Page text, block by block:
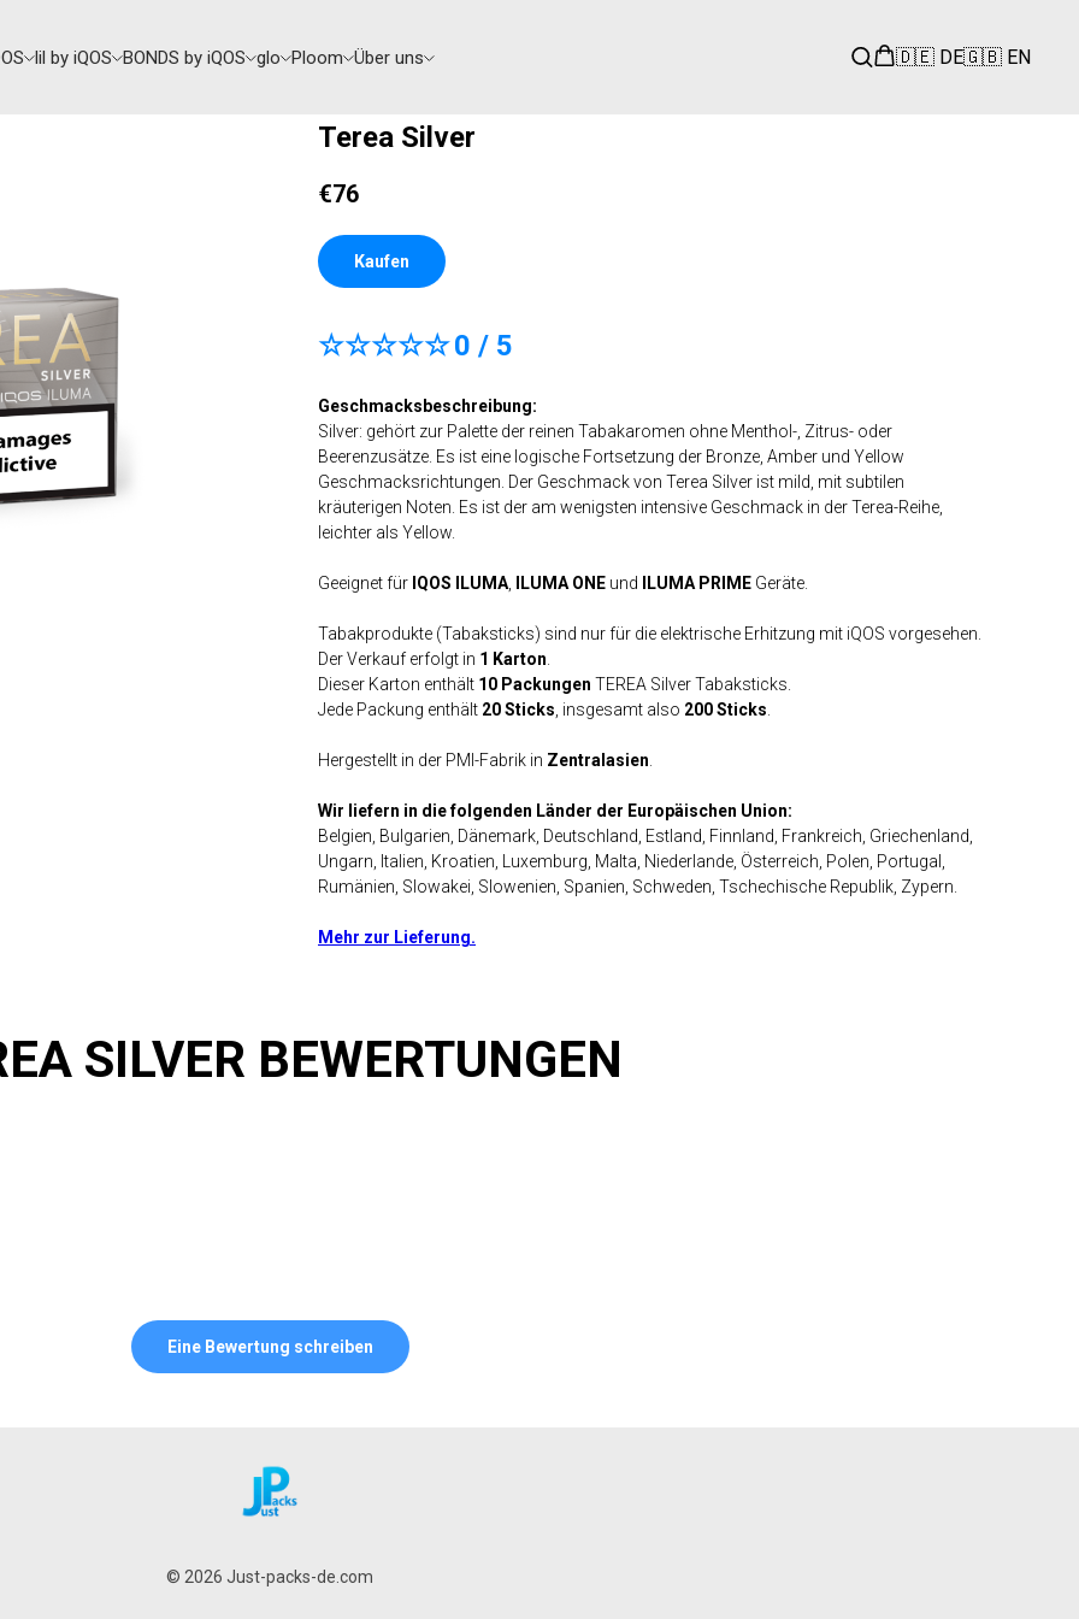
lil by iQOS BONDS by iQOS glo Ploom Über uns 🇩🇪 DE🇬🇧 EN
Terea Silver
€76
Kaufen
☆☆☆☆☆0 / 5
Geschmacksbeschreibung:
Silver: gehört zur Palette der reinen Tabakaromen ohne Menthol-, Zitrus- oder
Beerenzusätze. Es ist eine logische Fortsetzung der Bronze, Amber und Yellow
Geschmacksrichtungen. Der Geschmack von Terea Silver ist mild, mit subtilen
kräuterigen Noten. Es ist der am wenigsten intensive Geschmack in der Terea-Reihe,
leichter als Yellow.
Geeignet für IQOS ILUMA, ILUMA ONE und ILUMA PRIME Geräte.
Tabakprodukte (Tabaksticks) sind nur für die elektrische Erhitzung mit iQOS vorgesehen.
Der Verkauf erfolgt in 1 Karton.
Dieser Karton enthält 10 Packungen TEREA Silver Tabaksticks.
Jede Packung enthält 20 Sticks, insgesamt also 200 Sticks.
Hergestellt in der PMI-Fabrik in Zentralasien.
Wir liefern in die folgenden Länder der Europäischen Union:
Belgien, Bulgarien, Dänemark, Deutschland, Estland, Finnland, Frankreich, Griechenland,
Ungarn, Italien, Kroatien, Luxemburg, Malta, Niederlande, Österreich, Polen, Portugal,
Rumänien, Slowakei, Slowenien, Spanien, Schweden, Tschechische Republik, Zypern.
Mehr zur Lieferung.
SILVER BEWERTUNGEN
Eine Bewertung schreiben
© 2026 Just-packs-de.com